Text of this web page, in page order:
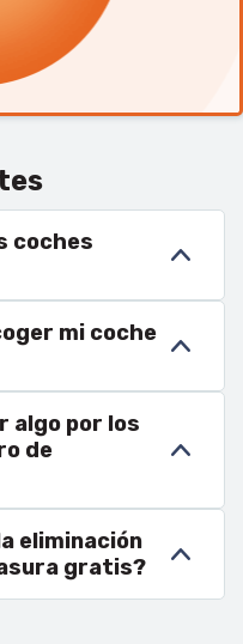
coches
mi coche
algo por los
de
eliminación
gratis?